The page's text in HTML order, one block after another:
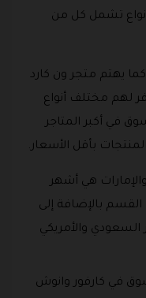
تشمل كل من
كما يهتم متجر ون كارد
لهم مختلف أنواع
في أكبر المتاجر
بأقل الأسعار.
هي أشهر
القسم بالإضافة إلى
والأمريكي
في كارفور وانوش